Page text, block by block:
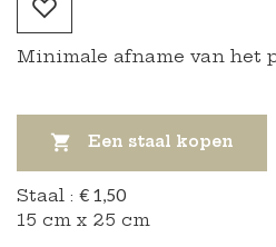
Minimale afname van het
 Een staal kopen
Staal : € 1,50
15 cm x 25 cm